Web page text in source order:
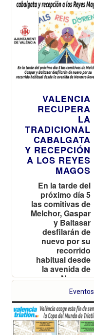
VALENCIA
RECUPERA
LA
TRADICIONAL
CABALGATA
Y RECEPCIÓN
A LOS REYES
MAGOS
En la tarde del
próximo día 5
las comitivas de
Melchor, Gaspar
y Baltasar
desfilarán de
nuevo por su
recorrido
habitual desde
la avenida de
Navarro
Reverter
Eventos